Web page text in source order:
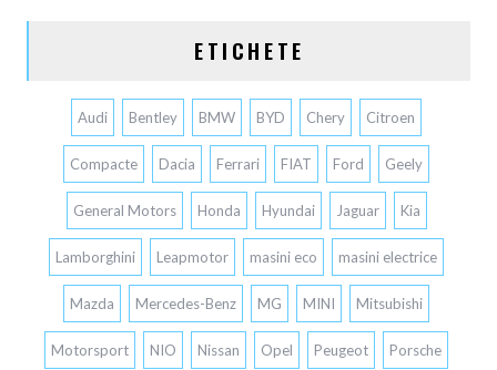
ETICHETE
Audi Bentley BMW BYD Chery Citroen
Compacte Dacia Ferrari FIAT Ford Geely
General Motors Honda Hyundai Jaguar Kia
Lamborghini Leapmotor masini eco masini electrice
Mazda Mercedes-Benz MG MINI Mitsubishi
Motorsport NIO Nissan Opel Peugeot Porsche